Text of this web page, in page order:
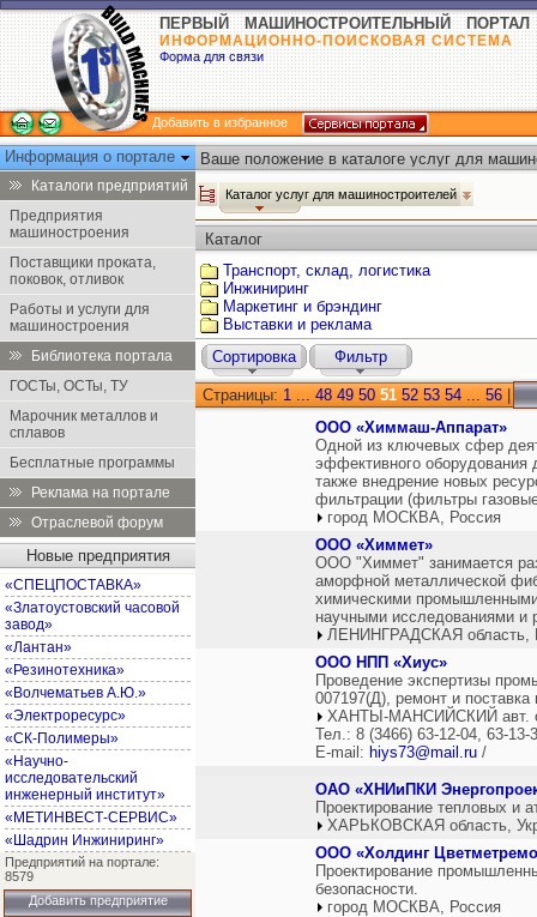
ПЕРВЫЙ МАШИНОСТРОИТЕЛЬНЫЙ ПОРТАЛ
ИНФОРМАЦИОННО-ПОИСКОВАЯ СИСТЕМА
Форма для связи
Добавить в избранное
Информация о портале
Каталоги предприятий
Предприятия
машиностроения
Поставщики проката,
поковок, отливок
Работы и услуги для
машиностроения
Библиотека портала
ГОСТы, ОСТы, ТУ
Марочник металлов и
сплавов
Бесплатные программы
Реклама на портале
Отраслевой форум
Новые предприятия
«СПЕЦПОСТАВКА»
«Златоустовский часовой
завод»
«Лантан»
«Резинотехника»
«Волчематьев А.Ю.»
«Электроресурс»
«СК-Полимеры»
«Научно-
исследовательский
инженерный институт»
«МЕТИНВЕСТ-СЕРВИС»
«Шадрин Инжиниринг»
Предприятий на портале:
8579
Добавить предприятие
Ваше положение в каталоге услуг для
Каталог услуг для машиностроителей
Каталог
Транспорт, склад, логистика
Инжиниринг
Маркетинг и брэндинг
Выставки и реклама
Сортировка
Фильтр
Страницы: 1 ... 48 49 50 51 52 53 54 ... 56
ООО «Химмаш-Аппарат»
Одной из ключевых сфер
эффективного
также внедрение новых
фильтрации (фильтры
город МОСКВА, Россия
ООО «Химмет»
ООО "Химмет" занимается
аморфной металлической
химическими
научными исследованиями и
ЛЕНИНГРАДСКАЯ область,
ООО НПП «Хиус»
Проведение экспертизы
007197(Д), ремонт и
ХАНТЫ-МАНСИЙСКИЙ авт.
Тел.: 8 (3466) 63-12-04, 63-13-
E-mail: hiys73@mail.ru /
ОАО «ХНИиПКИ
Проектирование тепловых и
ХАРЬКОВСКАЯ область,
ООО «Холдинг
Проектирование
безопасности.
город МОСКВА, Россия